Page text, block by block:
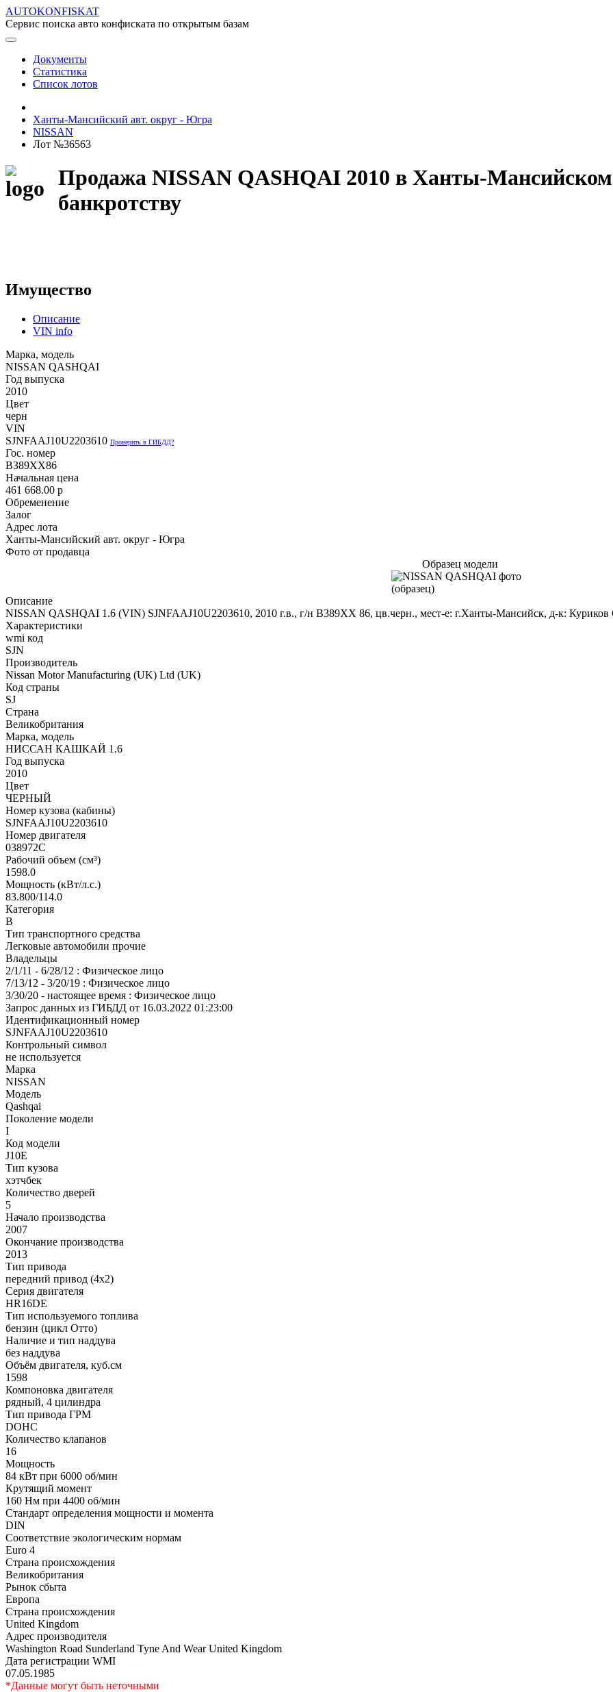
AUTOKONFISKAT
Сервис поиска авто конфиската по открытым базам
Документы
Статистика
Список лотов
Ханты-Мансийский авт. округ - Югра
NISSAN
Лот №36563
Продажа NISSAN QASHQAI 2010 в Ханты-Мансийском
банкротству
Имущество
Описание
VIN info
Марка, модель
NISSAN QASHQAI
Год выпуска
2010
Цвет
черн
VIN
SJNFAAJ10U2203610 Проверить в ГИБДД?
Гос. номер
ВЗ89ХХ86
Начальная цена
461 668.00 p
Обременение
Залог
Адрес лота
Ханты-Мансийский авт. округ - Югра
Фото от продавца
Образец модели
Описание
NISSАN QАSНQАI 1.6 (VIN) SJNFAAJ10U2203610, 2010 г.в., г/н В389ХХ 86, цв.черн., мест-е: г.Ханты-Мансийск, д-к:
Характеристики
wmi код
SJN
Производитель
Nissan Motor Manufacturing (UK) Ltd (UK)
Код страны
SJ
Страна
Великобритания
Марка, модель
НИССАН КАШКАЙ 1.6
Год выпуска
2010
Цвет
ЧЕРНЫЙ
Номер кузова (кабины)
SJNFAAJ10U2203610
Номер двигателя
038972C
Рабочий объем (см³)
1598.0
Мощность (кВт/л.с.)
83.800/114.0
Категория
В
Тип транспортного средства
Легковые автомобили прочие
Владельцы
2/1/11 - 6/28/12 : Физическое лицо
7/13/12 - 3/20/19 : Физическое лицо
3/30/20 - настоящее время : Физическое лицо
Запрос данных из ГИБДД от 16.03.2022 01:23:00
Идентификационный номер
SJNFAAJ10U2203610
Контрольный символ
не используется
Марка
NISSAN
Модель
Qashqai
Поколение модели
I
Код модели
J10E
Тип кузова
хэтчбек
Количество дверей
5
Начало производства
2007
Окончание производства
2013
Тип привода
передний привод (4x2)
Серия двигателя
HR16DE
Тип используемого топлива
бензин (цикл Отто)
Наличие и тип наддува
без наддува
Объём двигателя, куб.см
1598
Компоновка двигателя
рядный, 4 цилиндра
Тип привода ГРМ
DOHC
Количество клапанов
16
Мощность
84 кВт при 6000 об/мин
Крутящий момент
160 Нм при 4400 об/мин
Стандарт определения мощности и момента
DIN
Соответствие экологическим нормам
Euro 4
Страна происхождения
Великобритания
Рынок сбыта
Европа
Страна происхождения
United Kingdom
Адрес производителя
Washington Road Sunderland Tyne And Wear United Kingdom
Дата регистрации WMI
07.05.1985
*Данные могут быть неточными